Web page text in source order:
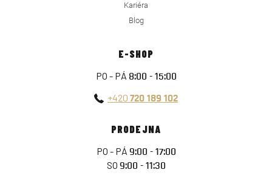
Kariéra
Blog
E-SHOP
PO - PÁ 8:00 - 15:00
+420 720 189 102
PRODEJNA
PO - PÁ 9:00 - 17:00
SO 9:00 - 11:30